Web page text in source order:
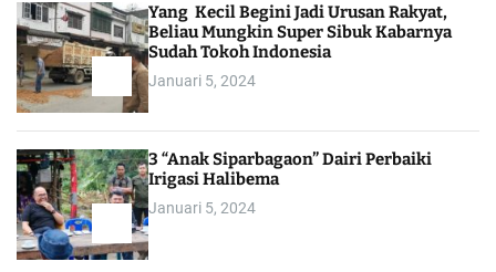
Yang Kecil Begini Jadi Urusan Rakyat,
Beliau Mungkin Super Sibuk Kabarnya
Sudah Tokoh Indonesia
Januari 5, 2024
3 “Anak Siparbagaon” Dairi Perbaiki
Irigasi Halibema
Januari 5, 2024